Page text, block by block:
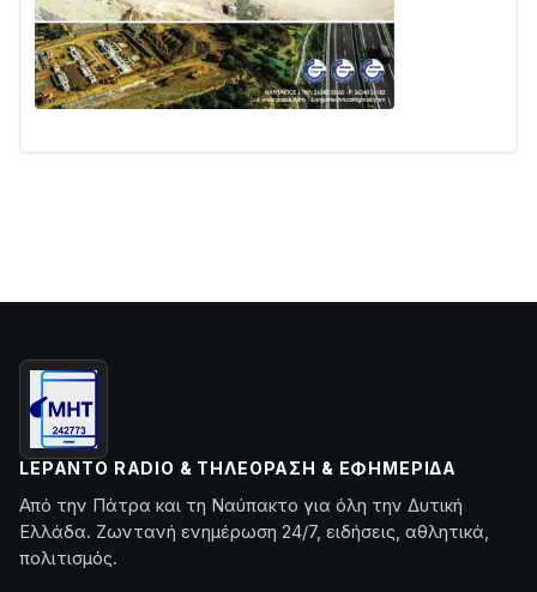
LEPANTO RADIO & ΤΗΛΕΌΡΑΣΗ & ΕΦΗΜΕΡΊΔΑ
Από την Πάτρα και τη Ναύπακτο για όλη την Δυτική
Ελλάδα. Ζωντανή ενημέρωση 24/7, ειδήσεις, αθλητικά,
πολιτισμός.